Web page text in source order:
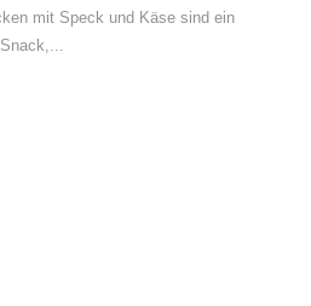
mit Speck und Käse sind ein